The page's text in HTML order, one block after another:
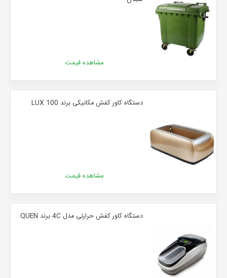
مشاهده قیمت
دستگاه کاور کفش مکانیکی برند LUX 100
مشاهده قیمت
دستگاه کاور کفش حرارتی مدل 4C برند QUEN